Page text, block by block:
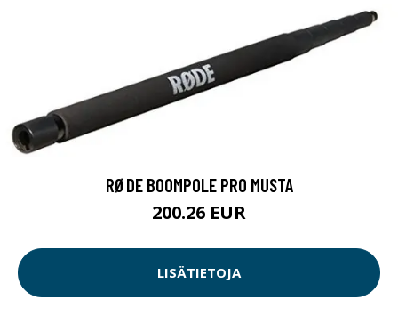
RØDE BOOMPOLE PRO MUSTA
200.26 EUR
LISÄTIETOJA